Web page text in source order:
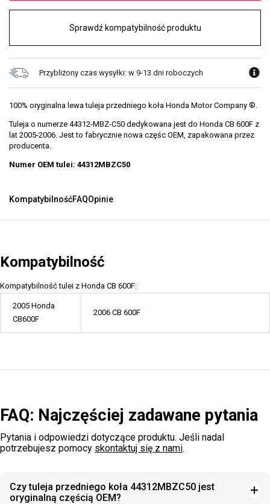
Sprawdź kompatybilność produktu
Przybliżony czas wysyłki: w 9-13 dni roboczych
100% oryginalna lewa tuleja przedniego koła Honda Motor Company ®.
Tuleja o numerze 44312-MBZ-C50 dedykowana jest do Honda CB 600F z
lat 2005-2006. Jest to fabrycznie nowa częśc OEM, zapakowana przez
producenta.
Numer OEM tulei: 44312MBZC50
KompatybilnośćFAQOpinie
Kompatybilność
Kompatybilność tulei z Honda CB 600F:
2005 Honda
CB600F
2006 CB 600F
FAQ: Najczęściej zadawane pytania
Pytania i odpowiedzi dotyczące produktu. Jeśli nadal
potrzebujesz pomocy skontaktuj się z nami.
Czy tuleja przedniego koła 44312MBZC50 jest
oryginalną częścią OEM?